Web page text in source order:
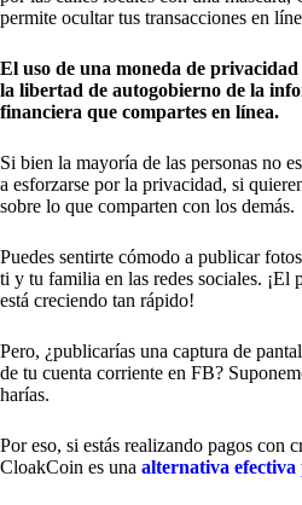
permite ocultar tus transacciones en
El uso de una moneda de
la libertad de autogobierno de la
financiera que compartes en línea.
Si bien la mayoría de las personas no
a esforzarse por la privacidad, si
sobre lo que comparten con los demás.
Puedes sentirte cómodo a publicar
ti y tu familia en las redes sociales. ¡El
está creciendo tan rápido!
Pero, ¿publicarías una captura de
de tu cuenta corriente en FB?
harías.
Por eso, si estás realizando pagos con
CloakCoin es una alternativa